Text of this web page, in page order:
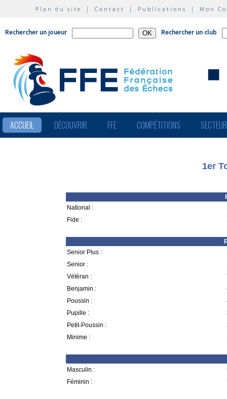
Plan du site | Contact | Publications | Mon
Rechercher un joueur Rechercher un club
ACCUEIL DÉCOUVRIR FFE COMPÉTITIONS
1er
National :
Fide :
Senior Plus :
Senior :
Vétéran :
Benjamin :
Poussin :
Pupille :
Petit-Poussin :
Minime :
Masculin :
Féminin :